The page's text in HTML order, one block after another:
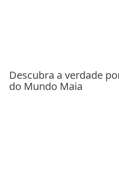
Descubra a verdade
do Mundo Maia